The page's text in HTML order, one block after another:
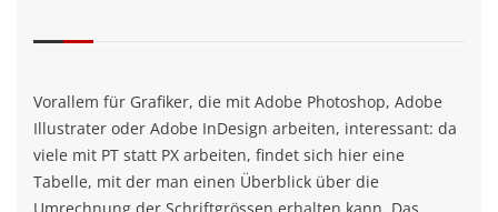
Vorallem für Grafiker, die mit Adobe Photoshop, Adobe
Illustrater oder Adobe InDesign arbeiten, interessant: da
viele mit PT statt PX arbeiten, findet sich hier eine
Tabelle, mit der man einen Überblick über die